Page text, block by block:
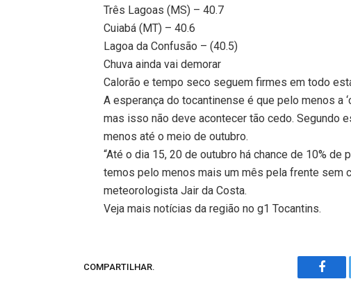
Três Lagoas (MS) – 40.7
Cuiabá (MT) – 40.6
Lagoa da Confusão – (40.5)
Chuva ainda vai demorar
Calorão e tempo seco seguem firmes em todo
A esperança do tocantinense é que pelo menos a
mas isso não deve acontecer tão cedo. Segundo
menos até o meio de outubro.
“Até o dia 15, 20 de outubro há chance de 10%
temos pelo menos mais um mês pela frente sem
meteorologista Jair da Costa.
Veja mais notícias da região no g1 Tocantins.
COMPARTILHAR.